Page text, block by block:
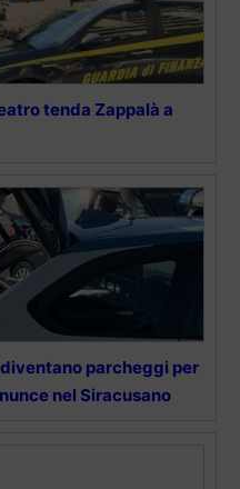
tenda Zappalà a
parcheggi per
nel Siracusano